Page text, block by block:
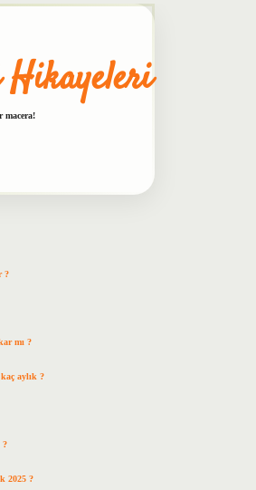
Hikayeleri
macera!
?
mı ?
aylık ?
?
2025 ?